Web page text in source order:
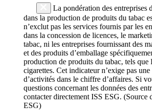
La pondération des entreprises
dans la production de produits du tabac
n’exclut pas les services fournis par les
dans la concession de licences, le
tabac, ni les entreprises fournissant des
et des produits d’emballage
production de produits du tabac, tels que
cigarettes. Cet indicateur n’exige pas
d’activités dans le chiffre d’affaires. Si
questions concernant les données des
contacter directement ISS ESG. (Source
ESG)